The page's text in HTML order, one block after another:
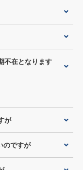
不在となります
が
のですが